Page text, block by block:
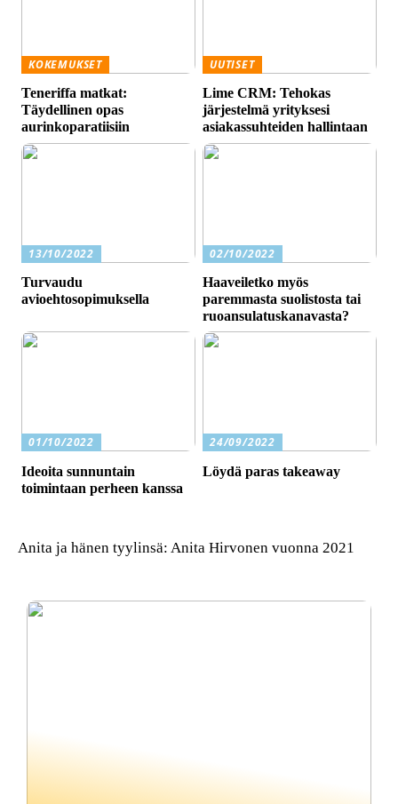
KOKEMUKSET
Teneriffa matkat:
Täydellinen opas
aurinkoparatiisiin
UUTISET
Lime CRM: Tehokas
järjestelmä yrityksesi
asiakassuhteiden hallintaan
13/10/2022
Turvaudu
avioehtosopimuksella
02/10/2022
Haaveiletko myös
paremmasta suolistosta tai
ruoansulatuskanavasta?
01/10/2022
Ideoita sunnuntain
toimintaan perheen kanssa
24/09/2022
Löydä paras takeaway
Anita ja hänen tyylinsä: Anita Hirvonen vuonna 2021